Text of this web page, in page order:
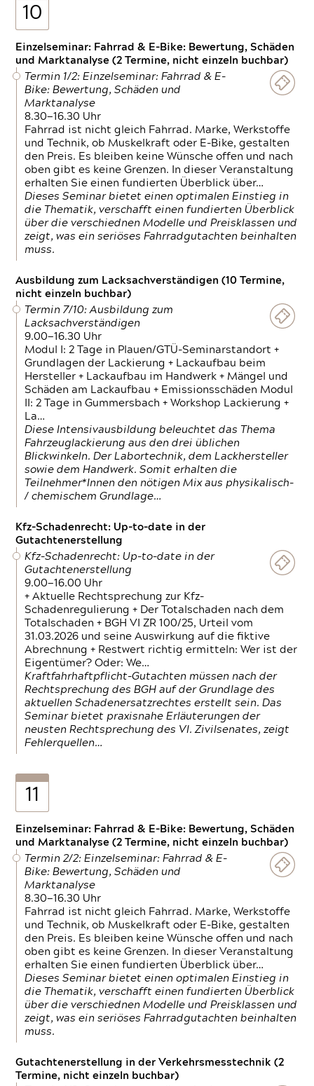
10
Einzelseminar: Fahrrad & E-Bike: Bewertung, Schäden
und Marktanalyse (2 Termine, nicht einzeln buchbar)
Termin 1/2: Einzelseminar: Fahrrad & E-
Bike: Bewertung, Schäden und
Marktanalyse
8.30—16.30 Uhr
Fahrrad ist nicht gleich Fahrrad. Marke, Werkstoffe
und Technik, ob Muskelkraft oder E-Bike, gestalten
den Preis. Es bleiben keine Wünsche offen und nach
oben gibt es keine Grenzen. In dieser Veranstaltung
erhalten Sie einen fundierten Überblick über…
Dieses Seminar bietet einen optimalen Einstieg in
die Thematik, verschafft einen fundierten Überblick
über die verschiednen Modelle und Preisklassen und
zeigt, was ein seriöses Fahrradgutachten beinhalten
muss.
Ausbildung zum Lacksachverständigen (10 Termine,
nicht einzeln buchbar)
Termin 7/10: Ausbildung zum
Lacksachverständigen
9.00—16.30 Uhr
Modul I: 2 Tage in Plauen/GTÜ-Seminarstandort +
Grundlagen der Lackierung + Lackaufbau beim
Hersteller + Lackaufbau im Handwerk + Mängel und
Schäden am Lackaufbau + Emissionsschäden Modul
II: 2 Tage in Gummersbach + Workshop Lackierung +
La…
Diese Intensivausbildung beleuchtet das Thema
Fahrzeuglackierung aus den drei üblichen
Blickwinkeln. Der Labortechnik, dem Lackhersteller
sowie dem Handwerk. Somit erhalten die
Teilnehmer*Innen den nötigen Mix aus physikalisch-
/ chemischem Grundlage…
Kfz-Schadenrecht: Up-to-date in der
Gutachtenerstellung
Kfz-Schadenrecht: Up-to-date in der
Gutachtenerstellung
9.00—16.00 Uhr
+ Aktuelle Rechtsprechung zur Kfz-
Schadenregulierung + Der Totalschaden nach dem
Totalschaden + BGH VI ZR 100/25, Urteil vom
31.03.2026 und seine Auswirkung auf die fiktive
Abrechnung + Restwert richtig ermitteln: Wer ist der
Eigentümer? Oder: We…
Kraftfahrhaftpflicht-Gutachten müssen nach der
Rechtsprechung des BGH auf der Grundlage des
aktuellen Schadenersatzrechtes erstellt sein. Das
Seminar bietet praxisnahe Erläuterungen der
neusten Rechtsprechung des VI. Zivilsenates, zeigt
Fehlerquellen…
11
Einzelseminar: Fahrrad & E-Bike: Bewertung, Schäden
und Marktanalyse (2 Termine, nicht einzeln buchbar)
Termin 2/2: Einzelseminar: Fahrrad & E-
Bike: Bewertung, Schäden und
Marktanalyse
8.30—16.30 Uhr
Fahrrad ist nicht gleich Fahrrad. Marke, Werkstoffe
und Technik, ob Muskelkraft oder E-Bike, gestalten
den Preis. Es bleiben keine Wünsche offen und nach
oben gibt es keine Grenzen. In dieser Veranstaltung
erhalten Sie einen fundierten Überblick über…
Dieses Seminar bietet einen optimalen Einstieg in
die Thematik, verschafft einen fundierten Überblick
über die verschiednen Modelle und Preisklassen und
zeigt, was ein seriöses Fahrradgutachten beinhalten
muss.
Gutachtenerstellung in der Verkehrsmesstechnik (2
Termine, nicht einzeln buchbar)